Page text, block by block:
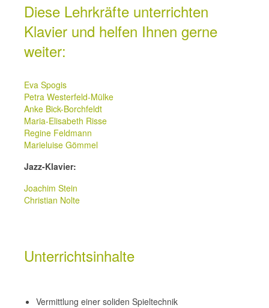
Diese Lehrkräfte unterrichten
Klavier und helfen Ihnen gerne
weiter:
Eva Spogis
Petra Westerfeld-Mülke
Anke Bick-Borchfeldt
Maria-Elisabeth Risse
Regine Feldmann
Marieluise Gömmel
Jazz-Klavier:
Joachim Stein
Christian Nolte
Unterrichtsinhalte
Vermittlung einer soliden Spieltechnik